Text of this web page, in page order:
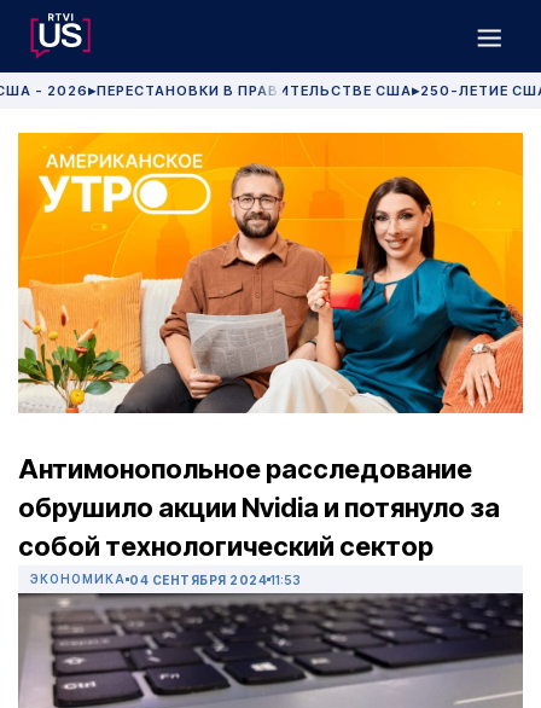
- 2026 ▶ПЕРЕСТАНОВКИ В ПРАВИТЕЛЬСТВЕ США▶250-ЛЕТИЕ
Антимонопольное расследование
обрушило акции Nvidia и потянуло за
собой технологический сектор
ЭКОНОМИКА 04 СЕНТЯБРЯ 2024 11:53